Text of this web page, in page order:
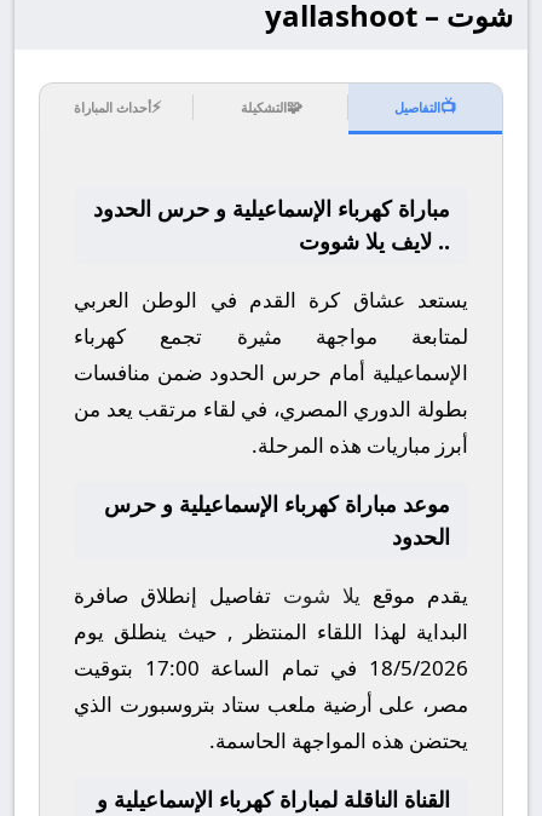
شوت – yallashoot
📺التفاصيل 🧩التشكيلة ⚡أحداث المباراة
مباراة كهرباء الإسماعيلية و حرس الحدود
.. لايف يلا شووت
يستعد عشاق كرة القدم في الوطن العربي
لمتابعة مواجهة مثيرة تجمع كهرباء
الإسماعيلية أمام حرس الحدود ضمن منافسات
بطولة الدوري المصري، في لقاء مرتقب يعد من
أبرز مباريات هذه المرحلة.
موعد مباراة كهرباء الإسماعيلية و حرس
الحدود
يقدم موقع يلا شوت تفاصيل إنطلاق صافرة
البداية لهذا اللقاء المنتظر , حيث ينطلق يوم
18/5/2026 في تمام الساعة 17:00 بتوقيت
مصر، على أرضية ملعب ستاد بتروسبورت الذي
يحتضن هذه المواجهة الحاسمة.
القناة الناقلة لمباراة كهرباء الإسماعيلية و